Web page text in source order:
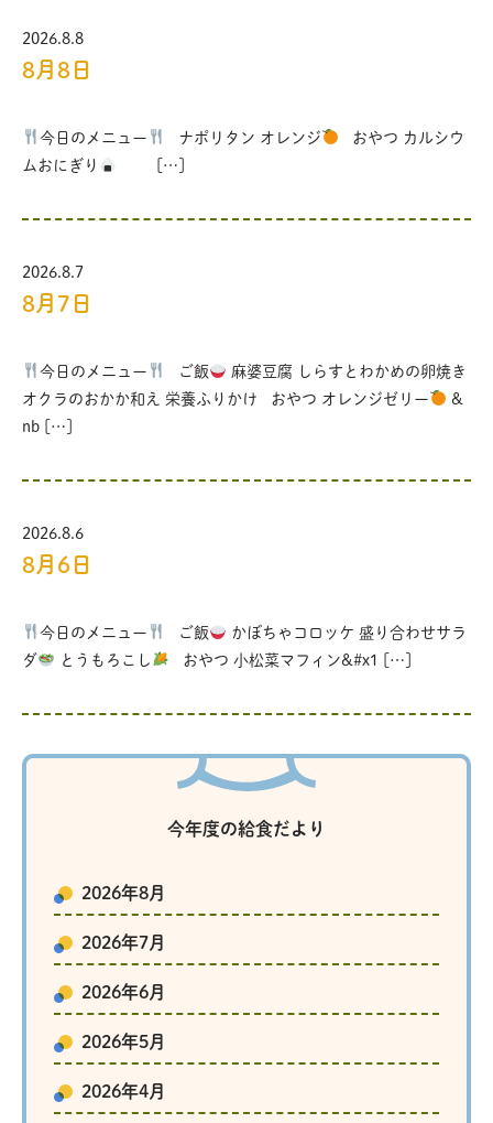
2026.8.8
8月8日
今日のメニュー ナポリタン オレンジ
おやつ カルシウ
ムおにぎり
[…]
2026.8.7
8月7日
今日のメニュー ご飯
麻婆豆腐 しらすとわかめの卵焼き
オクラのおかか和え 栄養ふりかけ おやつ オレンジゼリー
&
nb […]
2026.8.6
8月6日
今日のメニュー ご飯
かぼちゃコロッケ 盛り合わせサラ
ダ
とうもろこし おやつ 小松菜マフィン&#x1 […]
今年度の給食だより
2026年8月
2026年7月
2026年6月
2026年5月
2026年4月